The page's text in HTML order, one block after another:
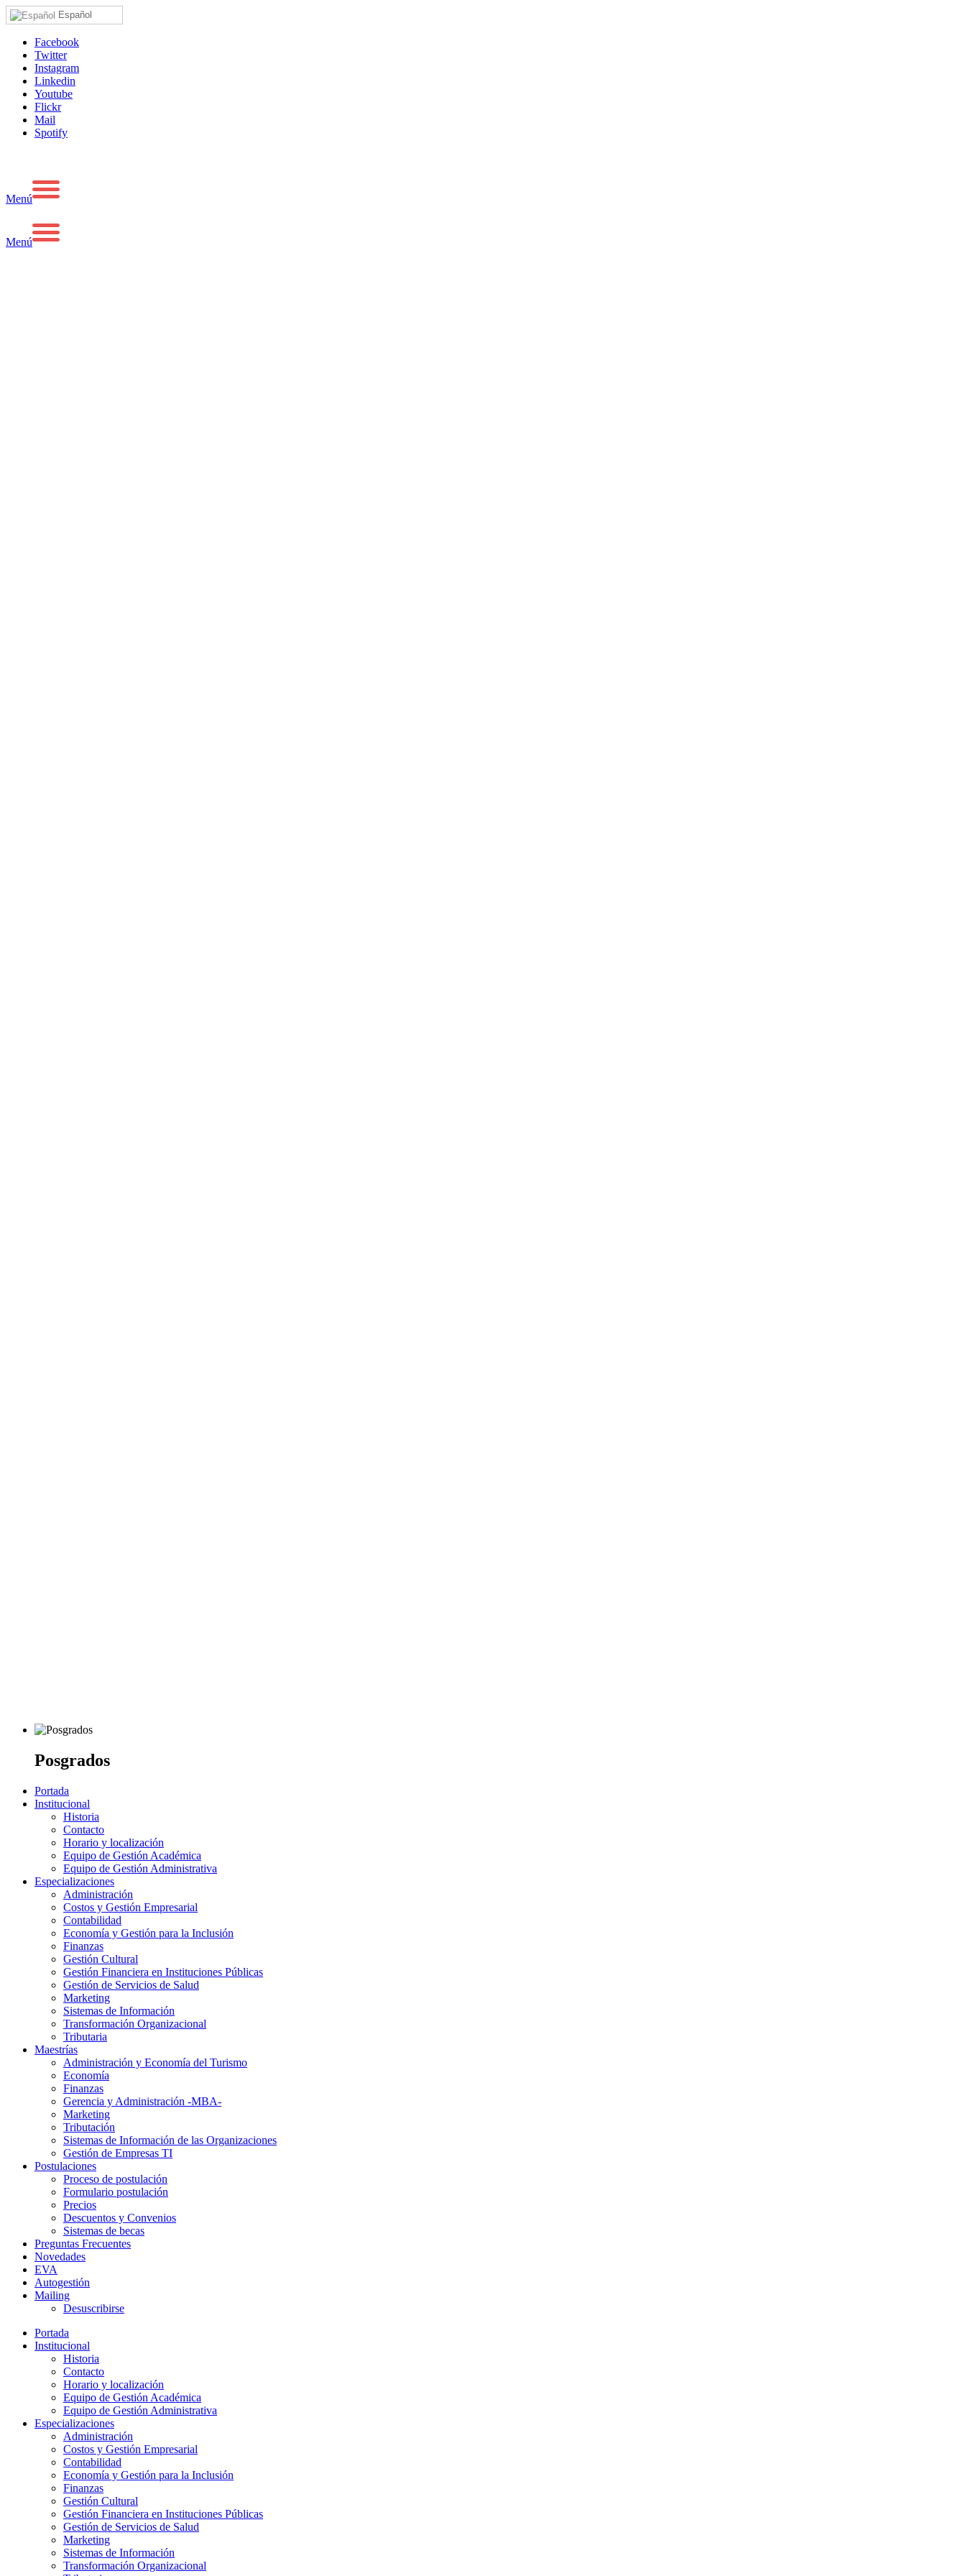
Español
Facebook
Twitter
Instagram
Linkedin
Youtube
Flickr
Mail
Spotify
Menú
Menú
Posgrados
Portada
Institucional
Historia
Contacto
Horario y localización
Equipo de Gestión Académica
Equipo de Gestión Administrativa
Especializaciones
Administración
Costos y Gestión Empresarial
Contabilidad
Economía y Gestión para la Inclusión
Finanzas
Gestión Cultural
Gestión Financiera en Instituciones Públicas
Gestión de Servicios de Salud
Marketing
Sistemas de Información
Transformación Organizacional
Tributaria
Maestrías
Administración y Economía del Turismo
Economía
Finanzas
Gerencia y Administración -MBA-
Marketing
Tributación
Sistemas de Información de las Organizaciones
Gestión de Empresas TI
Postulaciones
Proceso de postulación
Formulario postulación
Precios
Descuentos y Convenios
Sistemas de becas
Preguntas Frecuentes
Novedades
EVA
Autogestión
Mailing
Desuscribirse
Portada
Institucional
Historia
Contacto
Horario y localización
Equipo de Gestión Académica
Equipo de Gestión Administrativa
Especializaciones
Administración
Costos y Gestión Empresarial
Contabilidad
Economía y Gestión para la Inclusión
Finanzas
Gestión Cultural
Gestión Financiera en Instituciones Públicas
Gestión de Servicios de Salud
Marketing
Sistemas de Información
Transformación Organizacional